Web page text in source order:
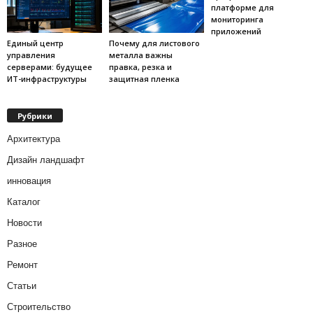
Единый центр
управления
серверами: будущее
ИТ-инфраструктуры
Почему для листового
металла важны
правка, резка и
защитная пленка
платформе для
мониторинга
приложений
Рубрики
Архитектура
Дизайн ландшафт
инновация
Каталог
Новости
Разное
Ремонт
Статьи
Строительство